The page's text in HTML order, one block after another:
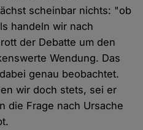
scheinbar nichts: "ob
handeln wir nach
der Debatte um den
Wendung. Das
genau beobachtet.
wir doch stets, sei er
die Frage nach Ursache